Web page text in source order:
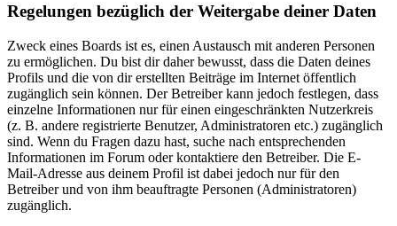
Regelungen bezüglich der Weitergabe deiner Daten
Zweck eines Boards ist es, einen Austausch mit anderen Personen
zu ermöglichen. Du bist dir daher bewusst, dass die Daten deines
Profils und die von dir erstellten Beiträge im Internet öffentlich
zugänglich sein können. Der Betreiber kann jedoch festlegen, dass
einzelne Informationen nur für einen eingeschränkten Nutzerkreis
(z. B. andere registrierte Benutzer, Administratoren etc.) zugänglich
sind. Wenn du Fragen dazu hast, suche nach entsprechenden
Informationen im Forum oder kontaktiere den Betreiber. Die E-
Mail-Adresse aus deinem Profil ist dabei jedoch nur für den
Betreiber und von ihm beauftragte Personen (Administratoren)
zugänglich.